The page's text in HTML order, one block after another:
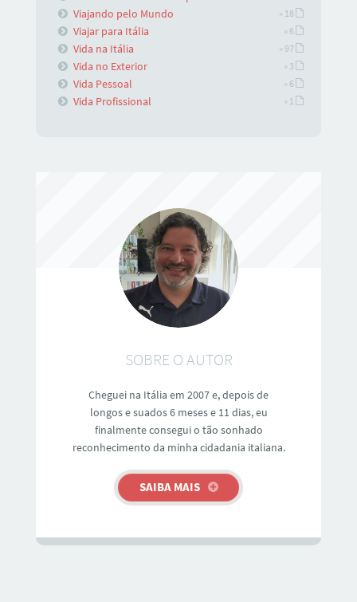
Viajando pelo Mundo » 18
Viajar para Itália » 6
Vida na Itália » 97
Vida no Exterior » 3
Vida Pessoal » 6
Vida Profissional » 1
SOBRE O AUTOR
Cheguei na Itália em 2007 e, depois de
longos e suados 6 meses e 11 dias, eu
finalmente consegui o tão sonhado
reconhecimento da minha cidadania italiana.
SAIBA MAIS